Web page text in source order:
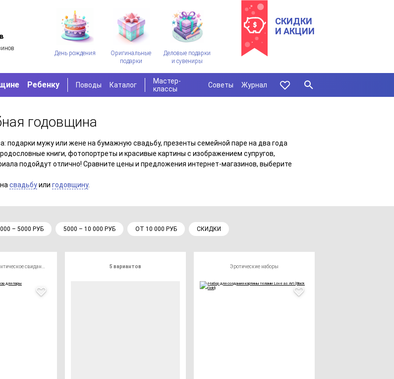
День рождения
Оригинальные
подарки
Деловые подарки
и сувениры
СКИДКИ
И АКЦИИ
Ребенку Поводы Каталог
Мастер-
классы
Советы Журнал
годовщина
подарки мужу или жене на бумажную свадьбу, презенты семейной паре на два года
книги, фотопортреты и красивые картины с изображением супругов,
подойдут отлично! Сравните цены и предложения интернет-магазинов, выберите
свадьбуили годовщину.
– 5000 РУБ 5000 – 10 000 РУБ ОТ 10 000 РУБ СКИДКИ
Сертификаты на романтическое свидание 5 вариантов Эротические наборы